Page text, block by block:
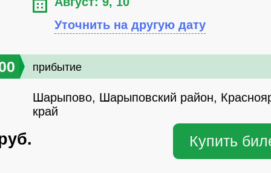
Уточнить на другую дату
прибытие
Шарыпово, Шарыповский район,
край
Купить